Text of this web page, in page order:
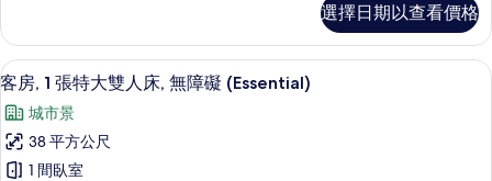
臺
的
所
有
相
片
房
大
床
陽
臺
的
選擇日期以查看價格
顯
示
客
房,
高級寢具、羽絨被、迷你吧、客房內保
15
客房, 1 張特大雙人床, 無障礙 (Essential)
城市景
38 平方公尺
1 間臥室